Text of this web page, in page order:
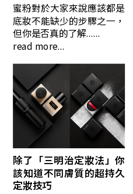
蜜粉對於大家來說應該都是
底妝不能缺少的步驟之一，
但你是否真的了解......
read more...
除了「三明治定妝法」你
該知道不同膚質的超持久
定妝技巧